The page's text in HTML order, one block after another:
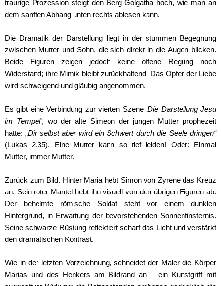
traurige Prozession steigt den Berg Golgatha hoch, wie man an
dem sanften Abhang unten rechts ablesen kann.
Die Dramatik der Darstellung liegt in der stummen Begegnung
zwischen Mutter und Sohn, die sich direkt in die Augen blicken.
Beide Figuren zeigen jedoch keine offene Regung noch
Widerstand; ihre Mimik bleibt zurückhaltend. Das Opfer der Liebe
wird schweigend und gläubig angenommen.
Es gibt eine Verbindung zur vierten Szene ‚Die Darstellung Jesu
im Tempel‘, wo der alte Simeon der jungen Mutter prophezeit
hatte: „Dir selbst aber wird ein Schwert durch die Seele dringen“
(Lukas 2,35). Eine Mutter kann so tief leiden! Oder: Einmal
Mutter, immer Mutter.
Zurück zum Bild. Hinter Maria hebt Simon von Zyrene das Kreuz
an. Sein roter Mantel hebt ihn visuell von den übrigen Figuren ab.
Der behelmte römische Soldat steht vor einem dunklen
Hintergrund, in Erwartung der bevorstehenden Sonnenfinsternis.
Seine schwarze Rüstung reflektiert scharf das Licht und verstärkt
den dramatischen Kontrast.
Wie in der letzten Vorzeichnung, schneidet der Maler die Körper
Marias und des Henkers am Bildrand an – ein Kunstgriff mit